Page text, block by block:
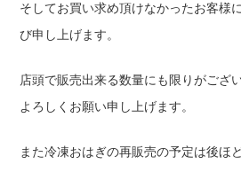
そしてお買い求め頂けなかったお客様
び申し上げます。
店頭で販売出来る数量にも限りがござ
よろしくお願い申し上げます。
また冷凍おはぎの再販売の予定は後ほ